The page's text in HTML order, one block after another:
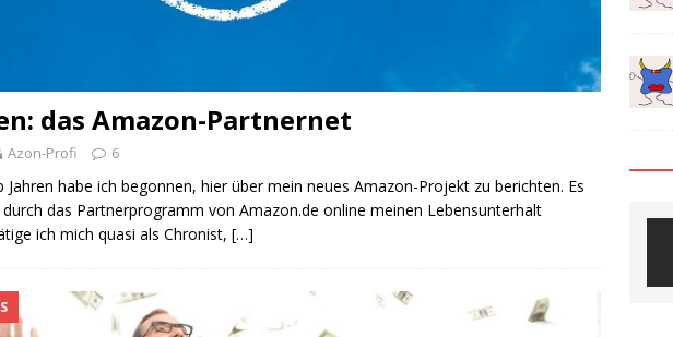
das Amazon-Partnernet
Azon-Profi 6
Jahren habe ich begonnen, hier über mein neues Amazon-Projekt zu berichten. Es
das Partnerprogramm von Amazon.de online meinen Lebensunterhalt
ich mich quasi als Chronist, […]